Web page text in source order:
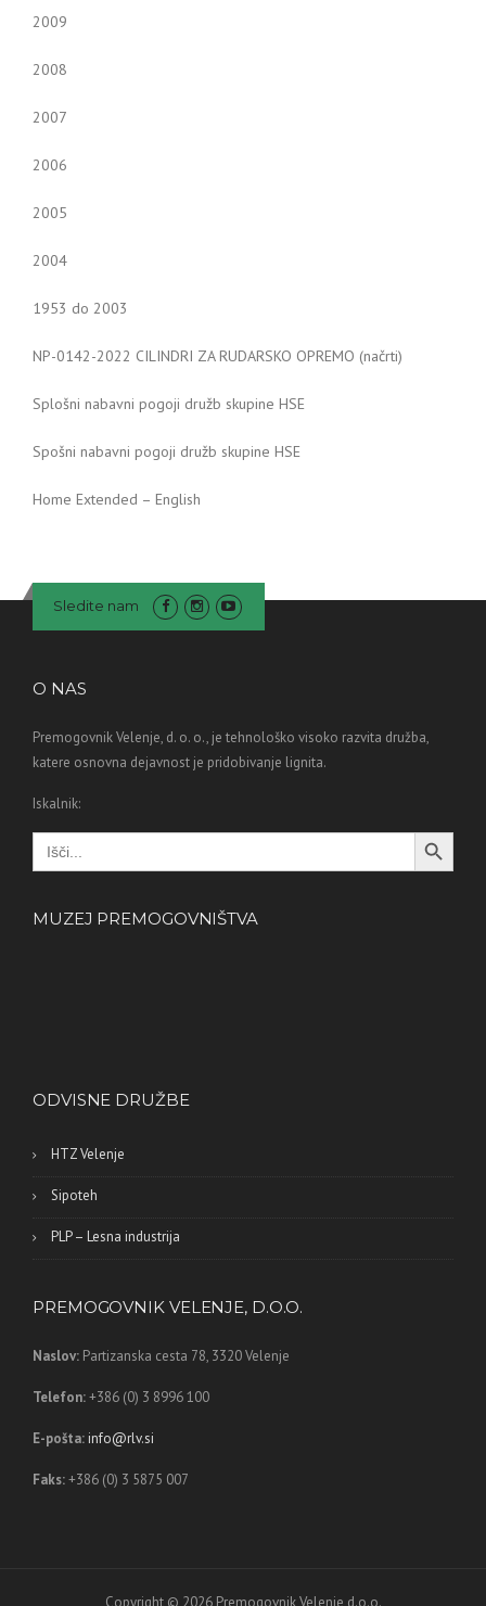
2009
2008
2007
2006
2005
2004
1953 do 2003
NP-0142-2022 CILINDRI ZA RUDARSKO OPREMO (načrti)
Splošni nabavni pogoji družb skupine HSE
Spošni nabavni pogoji družb skupine HSE
Home Extended – English
Sledite nam
O NAS
Premogovnik Velenje, d. o. o., je tehnološko visoko razvita družba,
katere osnovna dejavnost je pridobivanje lignita.
Iskalnik:
Search
for:
Search Button
MUZEJ PREMOGOVNIŠTVA
ODVISNE DRUŽBE
HTZ Velenje
Sipoteh
PLP – Lesna industrija
PREMOGOVNIK VELENJE, D.O.O.
Naslov: Partizanska cesta 78, 3320 Velenje
Telefon:+386 (0) 3 8996 100
E-pošta: info@rlv.si
Faks:+386 (0) 3 5875 007